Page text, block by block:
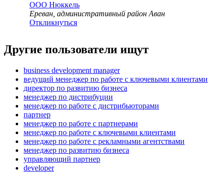
ООО Нюккель
Ереван, административный район Аван
Откликнуться
Другие пользователи ищут
business development manager
ведущий менеджер по работе с ключевыми клиентами
директор по развитию бизнеса
менеджер по дистрибуции
менеджер по работе с дистрибьюторами
партнер
менеджер по работе с партнерами
менеджер по работе с ключевыми клиентами
менеджер по работе с рекламными агентствами
менеджер по развитию бизнеса
управляющий партнер
developer